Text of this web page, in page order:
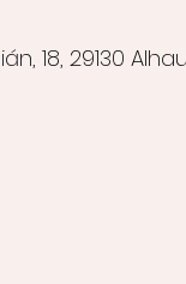
18, 29130